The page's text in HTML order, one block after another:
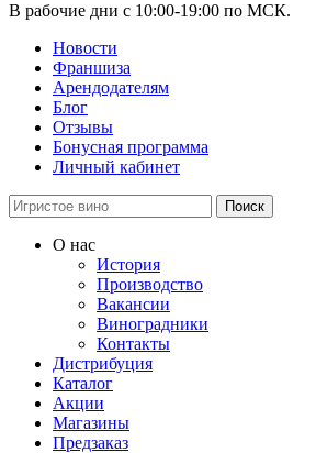
В рабочие дни с 10:00-19:00 по МСК.
Новости
Франшиза
Арендодателям
Блог
Отзывы
Бонусная программа
Личный кабинет
Поиск
О нас
История
Производство
Вакансии
Виноградники
Контакты
Дистрибуция
Каталог
Акции
Магазины
Предзаказ